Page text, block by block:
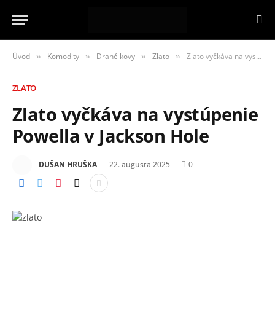
Úvod » Komodity » Drahé kovy » Zlato » Zlato vyčkáva na vystúpenie Powella v Jackson Hole
ZLATO
Zlato vyčkáva na vystúpenie
Powella v Jackson Hole
DUŠAN HRUŠKA 22. augusta 2025 0